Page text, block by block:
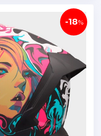
-18%